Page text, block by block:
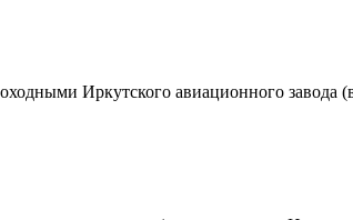
Иркутского авиационного завода